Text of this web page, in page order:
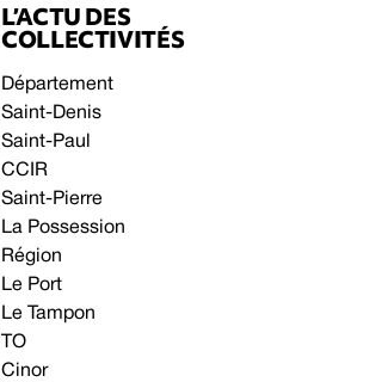
L’ACTU DES
COLLECTIVITÉS
Département
Saint-Denis
Saint-Paul
CCIR
Saint-Pierre
La Possession
Région
Le Port
Le Tampon
TO
Cinor